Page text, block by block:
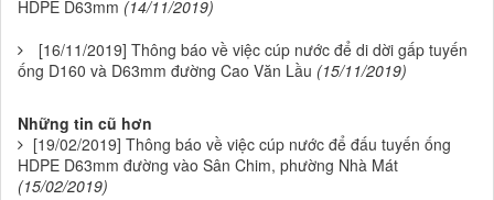
HDPE D63mm (14/11/2019)
[16/11/2019] Thông báo về việc cúp nước để di dời gấp tuyến
ống D160 và D63mm đường Cao Văn Lầu (15/11/2019)
Những tin cũ hơn
[19/02/2019] Thông báo về việc cúp nước để đấu tuyến ống
HDPE D63mm đường vào Sân Chim, phường Nhà Mát
(15/02/2019)